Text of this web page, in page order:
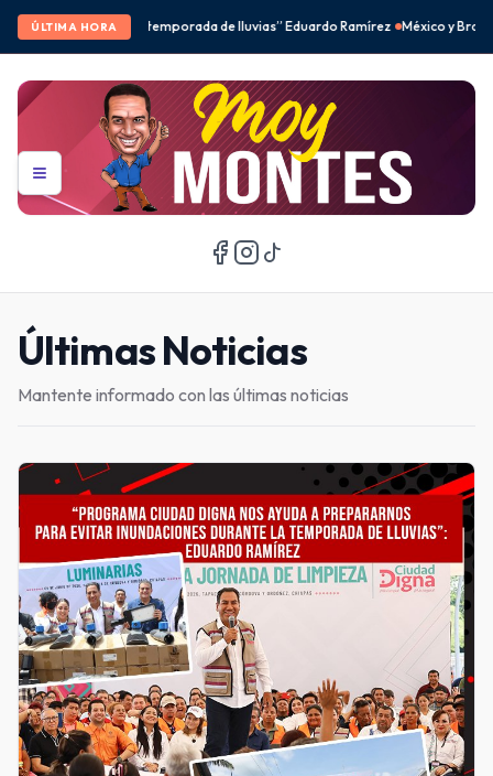
ÚLTIMA HORA
lluvias” Eduardo Ramírez México y Brasil desbancan a Corea del Sur en el
Últimas Noticias
Mantente informado con las últimas noticias